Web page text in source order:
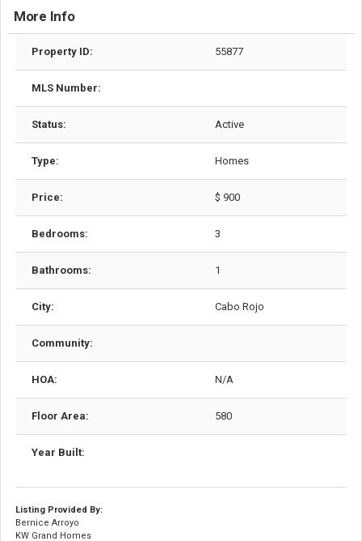
More Info
Property ID: 55877
MLS Number:
Status: Active
Type: Homes
Price: $ 900
Bedrooms: 3
Bathrooms: 1
City: Cabo Rojo
Community:
HOA: N/A
Floor Area: 580
Year Built:
Listing Provided By:
Bernice Arroyo
KW Grand Homes